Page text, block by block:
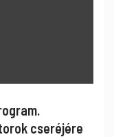
cseréjére